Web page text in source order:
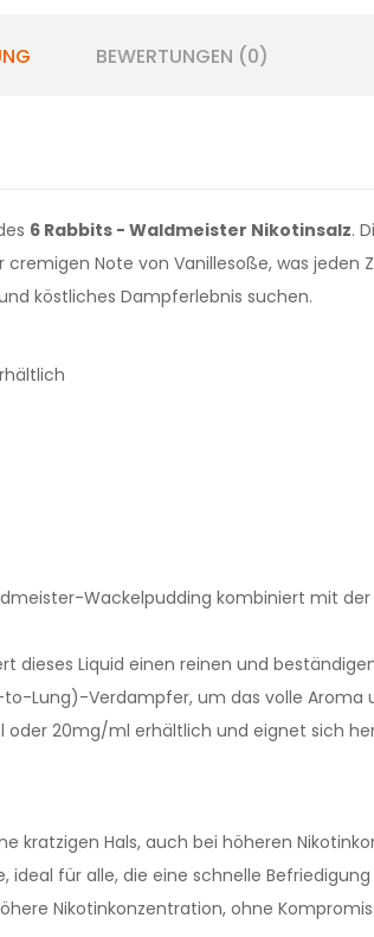
BEWERTUNGEN (0)
6 Rabbits - Waldmeister Nikotinsalz.
Note von Vanillesoße, was jeden
köstliches Dampferlebnis suchen.
Wackelpudding kombiniert mit
dieses Liquid einen reinen und
Lung)-Verdampfer, um das volle Aroma
oder 20mg/ml erhältlich und eignet sich
kratzigen Hals, auch bei höheren
für alle, die eine schnelle
Nikotinkonzentration, ohne